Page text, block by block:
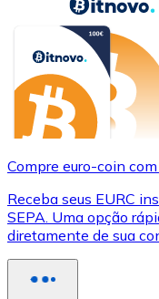
Compre euro-coin
Receba seus EURC
SEPA. Uma opção
diretamente de sua